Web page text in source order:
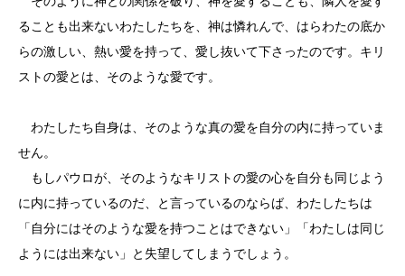
ることも出来ないわたしたちを、神は憐れんで、はらわたの底か
らの激しい、熱い愛を持って、愛し抜いて下さったのです。キリ
ストの愛とは、そのような愛です。
わたしたち自身は、そのような真の愛を自分の内に持っていま
せん。
もしパウロが、そのようなキリストの愛の心を自分も同じよう
に内に持っているのだ、と言っているのならば、わたしたちは
「自分にはそのような愛を持つことはできない」「わたしは同じ
ようには出来ない」と失望してしまうでしょう。